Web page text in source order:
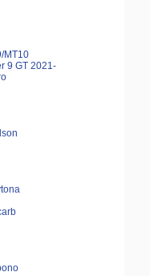
MT10
9 GT 2021-